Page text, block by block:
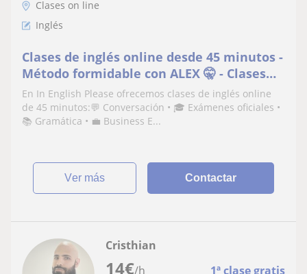
Clases on line
Inglés
Clases de inglés online desde 45 minutos -
Método formidable con ALEX 🤫 - Clases
virtuales
En In English Please ofrecemos clases de inglés online
de 45 minutos:💬 Conversación • 🎓 Exámenes oficiales •
📚 Gramática • 💼 Business E...
ver más Contactar
14€/h 1ª clase gratis
Cristhian